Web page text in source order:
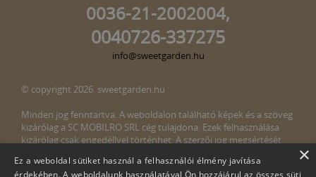
0036-21-2002004,
0040726-337275
info@sweetgarden.hu
© copyright 2026. sweetgarden.hu
Minden jog fenntartva. A weboldalon található képek és a szöveg
kizárólag a SC MOBILRO SRL cég tulajdona. Ezek felhasználása
kizárólag csak engedéllyel történhet. A szerzői jog megsértését
megsértését észlelné, kérjük, jelezze ezt felénk a következő e-mail
×
Ez a weboldal sütiket használ a felhasználói élmény javítása
érdekében. A weboldalunk használatával Ön hozzájárul az összes süti